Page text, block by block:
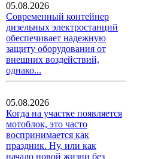
05.08.2026
Современный контейнер
дизельных электростанций
обеспечивает надежную
защиту оборудования от
внешних воздействий,
однако...
05.08.2026
Когда на участке появляется
мотоблок, это часто
воспринимается как
праздник. Ну, или как
начало новой жизни без